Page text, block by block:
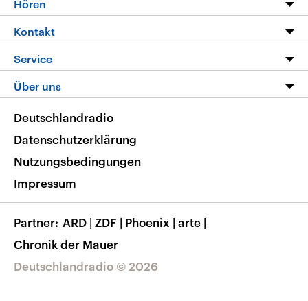
Die Nachrichten
Nachrichtenleicht
Neue Beiträge auf dlf.de
Hören
Livestream
Podcasts
Deutschlandfunk App
Nachrichten App
Frequenzen
Kontakt
Hörerservice
Service
FAQ
Veranstaltungen
Musikliste
RSS
Über uns
Barrierefreiheit
Deutschlandradio © 2026
Deutschlandradio
Datenschutzerklärung
Nutzungsbedingungen
Impressum
Partner ARD | ZDF | Phoenix | arte |
Chronik der Mauer